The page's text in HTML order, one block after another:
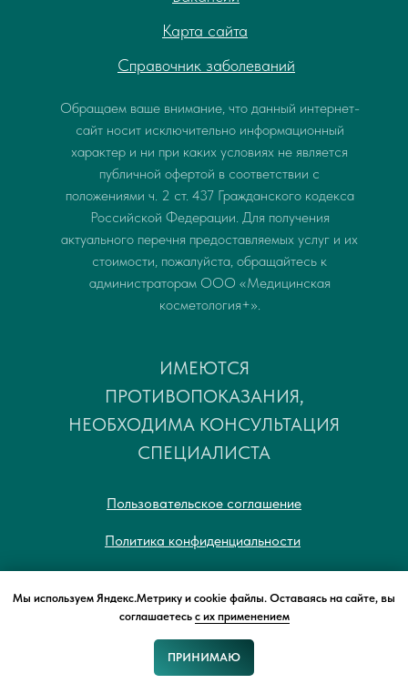
Запись Звонок
Карта сайта
Справочник заболеваний
Обращаем ваше внимание, что данный интернет-
сайт носит исключительно информационный
характер и ни при каких условиях не является
публичной офертой в соответствии с
положениями ч. 2 ст. 437 Гражданского кодекса
Российской Федерации. Для получения
актуального перечня предоставляемых услуг и их
стоимости, пожалуйста, обращайтесь к
администраторам ООО «Медицинская
косметология+».
ИМЕЮТСЯ
ПРОТИВОПОКАЗАНИЯ,
НЕОБХОДИМА КОНСУЛЬТАЦИЯ
СПЕЦИАЛИСТА
Пользовательское соглашение
Политика конфиденциальности
© 2019–2026 ООО "Медицинская
косметология+" ЛО-75-01-001607
Мы используем Яндекс.Метрику и cookie файлы. Оставаясь на сайте, вы
соглашаетесь с их применением
ПРИНИМАЮ